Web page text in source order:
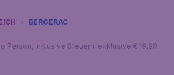
BERGERAC
Person, inklusive Steuern, exklusive € 19,99